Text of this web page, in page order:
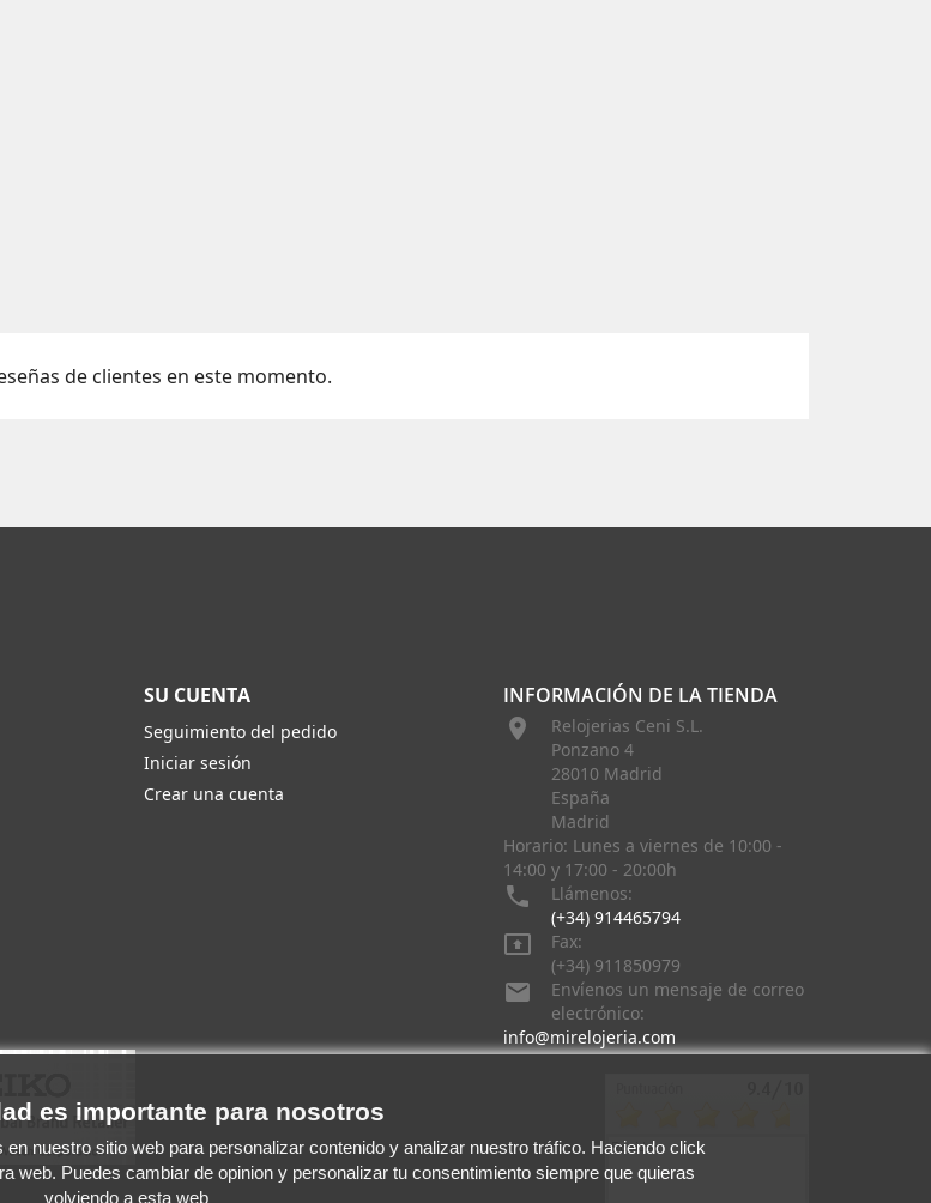
de clientes en este momento.
SU CUENTA
Seguimiento del pedido
Iniciar sesión
Crear una cuenta
INFORMACIÓN DE LA TIENDA

Relojerias Ceni S.L.
Ponzano 4
28010 Madrid
España
Madrid
Horario: Lunes a viernes de 10:00 -
14:00 y 17:00 - 20:00h

Llámenos:
(+34) 914465794

Fax:
(+34) 911850979

Envíenos un mensaje de correo
electrónico:
info@mirelojeria.com
es importante para nosotros
nuestro sitio web para personalizar contenido y analizar nuestro tráfico. Haciendo click
web. Puedes cambiar de opinion y personalizar tu consentimiento siempre que quieras
volviendo a esta web